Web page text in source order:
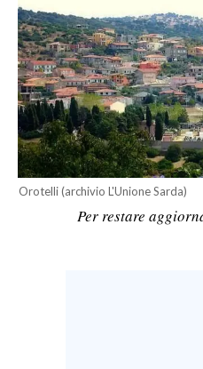
ECONOMIA
SERVIZI ALLE IMPRESE
LAVORO
BANDI
SPORT IN SARDEGNA
Orotelli (archivio L'Unione Sarda)
Per restare